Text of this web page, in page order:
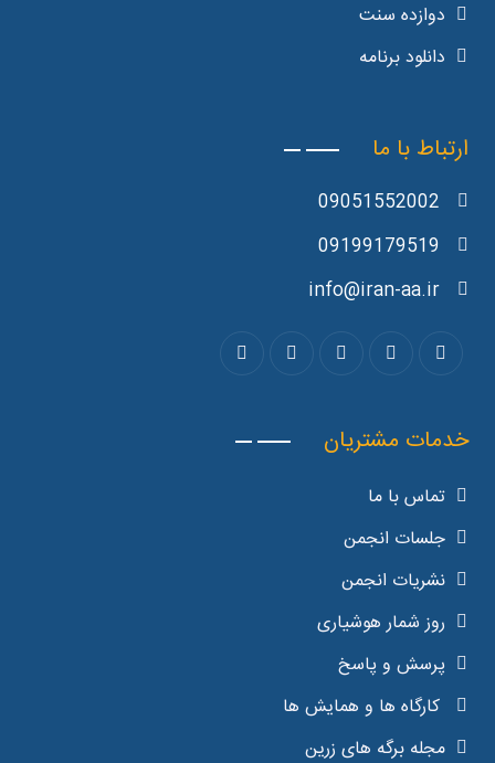
دوازده سنت
دانلود برنامه
ارتباط با ما
09051552002
09199179519
info@iran-aa.ir
خدمات مشتریان
تماس با ما
جلسات انجمن
نشریات انجمن
روز شمار هوشیاری
پرسش و پاسخ
کارگاه ها و همایش ها
مجله برگه های زرین